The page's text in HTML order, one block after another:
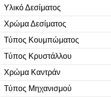
Υλικό Δεσίματος
Χρώμα Δεσίματος
Τύπος Κουμπώματος
Τύπος Κρυστάλλου
Χρώμα Καντράν
Τύπος Μηχανισμού